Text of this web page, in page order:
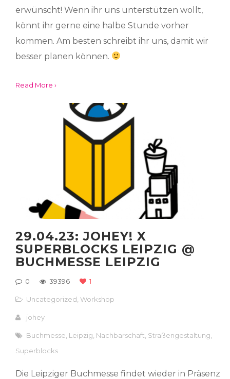
erwünscht! Wenn ihr uns unterstützen wollt,
könnt ihr gerne eine halbe Stunde vorher
kommen. Am besten schreibt ihr uns, damit wir
besser planen können.
Read More ›
29.04.23: JOHEY! X
SUPERBLOCKS LEIPZIG @
BUCHMESSE LEIPZIG
0 39396 1
Uncategorized ,Workshop
johey
Buchmesse Leipzig Nachbarschaft Straßengestaltung
Superblocks
Die Leipziger Buchmesse findet wieder in Präsenz